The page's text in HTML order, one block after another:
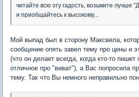
читайте всю эту гадость, возьмите лучше
и приобщайтесь к высокому...
Мой выпад был в сторону Максвела,
сообщение опять завел тему про цены и
(что он делает всегда, когда кто-то
отличное про "виват"), а Вас попросила
тему. Так что Вы немного неправильно